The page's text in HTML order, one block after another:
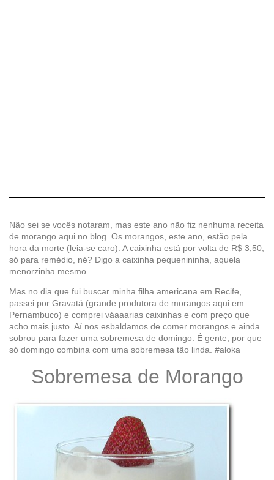
Não sei se vocês notaram, mas este ano não fiz nenhuma receita
de morango aqui no blog. Os morangos, este ano, estão pela
hora da morte (leia-se caro). A caixinha está por volta de R$ 3,50,
só para remédio, né? Digo a caixinha pequenininha, aquela
menorzinha mesmo.
Mas no dia que fui buscar minha filha americana em Recife,
passei por Gravatá (grande produtora de morangos aqui em
Pernambuco) e comprei váaaarias caixinhas e com preço que
acho mais justo. Aí nos esbaldamos de comer morangos e ainda
sobrou para fazer uma sobremesa de domingo. É gente, por que
só domingo combina com uma sobremesa tão linda. #aloka
Sobremesa de Morango